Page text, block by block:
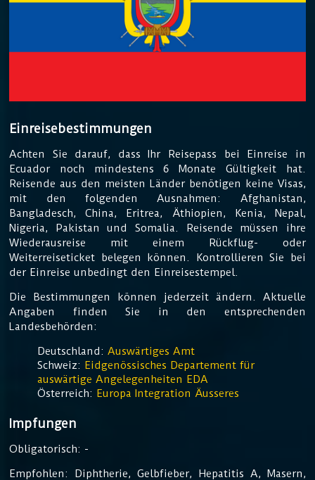
Einreisebestimmungen
Achten Sie darauf, dass Ihr Reisepass bei Einreise in
Ecuador noch mindestens 6 Monate Gültigkeit hat.
Reisende aus den meisten Länder benötigen keine Visas,
mit den folgenden Ausnahmen: Afghanistan,
Bangladesch, China, Eritrea, Äthiopien, Kenia, Nepal,
Nigeria, Pakistan und Somalia. Reisende müssen ihre
Wiederausreise mit einem Rückflug- oder
Weiterreiseticket belegen können. Kontrollieren Sie bei
der Einreise unbedingt den Einreisestempel.
Die Bestimmungen können jederzeit ändern. Aktuelle
Angaben finden Sie in den entsprechenden
Landesbehörden:
Deutschland:Auswärtiges Amt
Schweiz: Eidgenössisches Departement für
auswärtige Angelegenheiten EDA
Österreich: Europa Integration Äusseres
Impfungen
Obligatorisch: -
Empfohlen: Diphtherie, Gelbfieber, Hepatitis A, Masern,